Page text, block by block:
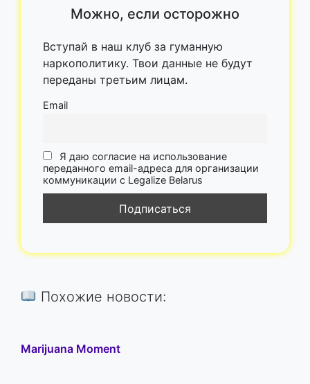
Можно, если осторожно
Вступай в наш клуб за гуманную
наркополитику. Твои данные не будут
переданы третьим лицам.
Email
Я даю согласие на использование
переданного email-адреса для организации
коммуникации с Legalize Belarus
Похожие новости:
Marijuana Moment